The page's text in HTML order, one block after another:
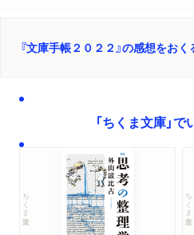
『文庫手帳２０２２』の感想をおく
「ちくま文庫」
ちくま文庫 ちくま文庫